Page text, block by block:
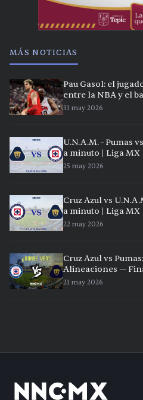
MÁS NOTICIAS
Pau Gasol: el
entre la NBA y el
31 may 2026
U.N.A.M. - Pumas
a minuto | Liga MX
25 may 2026
Cruz Azul vs
a minuto | Liga MX
22 may 2026
Cruz Azul vs
Alineaciones —
21 may 2026